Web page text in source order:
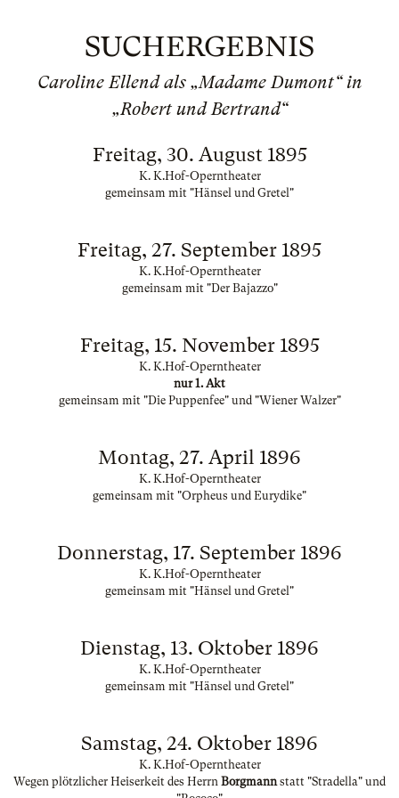
SUCHERGEBNIS
Caroline Ellend als „Madame Dumont“ in
„Robert und Bertrand“
Freitag, 30. August 1895
K. K.Hof-Operntheater
gemeinsam mit "Hänsel und Gretel"
Freitag, 27. September 1895
K. K.Hof-Operntheater
gemeinsam mit "Der Bajazzo"
Freitag, 15. November 1895
K. K.Hof-Operntheater
nur 1. Akt
gemeinsam mit "Die Puppenfee" und "Wiener Walzer"
Montag, 27. April 1896
K. K.Hof-Operntheater
gemeinsam mit "Orpheus und Eurydike"
Donnerstag, 17. September 1896
K. K.Hof-Operntheater
gemeinsam mit "Hänsel und Gretel"
Dienstag, 13. Oktober 1896
K. K.Hof-Operntheater
gemeinsam mit "Hänsel und Gretel"
Samstag, 24. Oktober 1896
K. K.Hof-Operntheater
Wegen plötzlicher Heiserkeit des Herrn Borgmannstatt "Stradella" und